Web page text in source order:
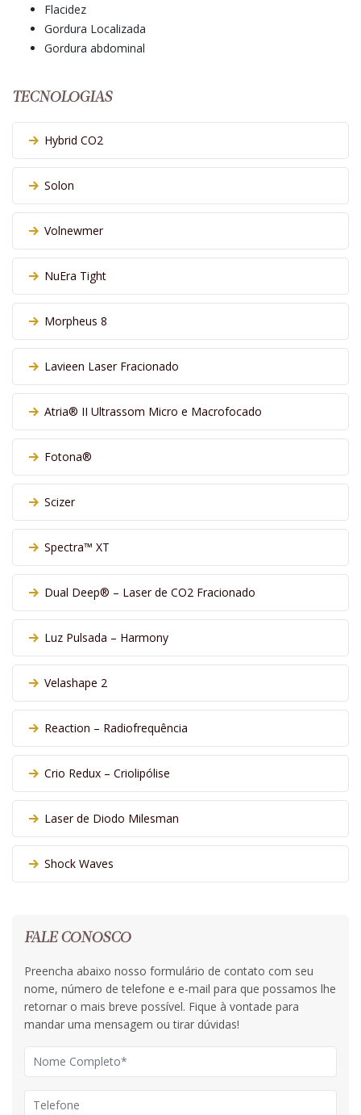
Flacidez
Gordura Localizada
Gordura abdominal
TECNOLOGIAS
Hybrid CO2
Solon
Volnewmer
NuEra Tight
Morpheus 8
Lavieen Laser Fracionado
Atria® II Ultrassom Micro e Macrofocado
Fotona®
Scizer
Spectra™ XT
Dual Deep® – Laser de CO2 Fracionado
Luz Pulsada – Harmony
Velashape 2
Reaction – Radiofrequência
Crio Redux – Criolipólise
Laser de Diodo Milesman
Shock Waves
FALE CONOSCO
Preencha abaixo nosso formulário de contato com seu
nome, número de telefone e e-mail para que possamos lhe
retornar o mais breve possível. Fique à vontade para
mandar uma mensagem ou tirar dúvidas!